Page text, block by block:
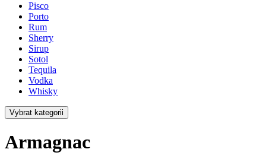
Pisco
Porto
Rum
Sherry
Sirup
Sotol
Tequila
Vodka
Whisky
Vybrat kategorii
Armagnac